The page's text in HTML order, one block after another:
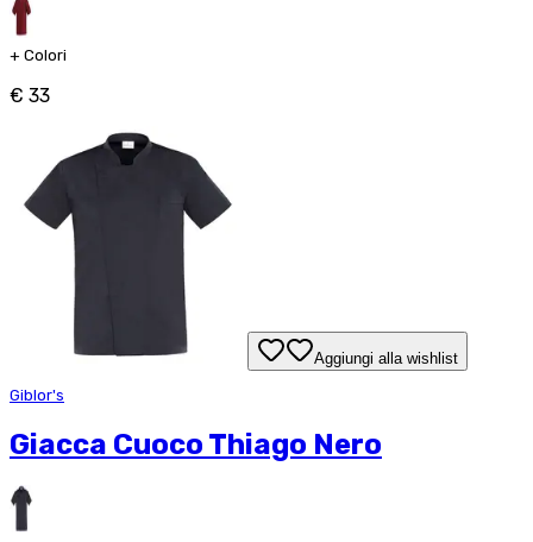
+ Colori
€ 33
Aggiungi alla wishlist
Giblor's
Giacca Cuoco Thiago Nero